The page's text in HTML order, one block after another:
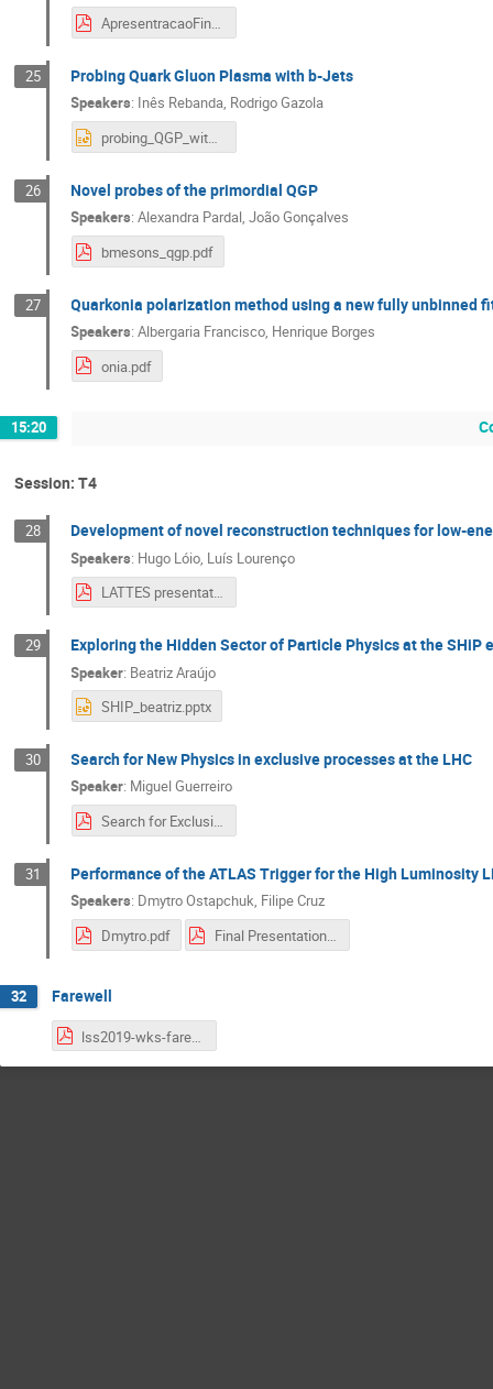
ApresentracaoFinal.pdf
25 Probing Quark Gluon Plasma with b-Jets
Speakers: Inês Rebanda, Rodrigo Gazola
probing_QGP_with_bjets.pptx
26 Novel probes of the primordial QGP
Speakers:Alexandra Pardal,João Gonçalves
bmesons_qgp.pdf
27 Quarkonia polarization method using a new fully unbinned
Speakers:Albergaria Francisco, Henrique Borges
onia.pdf
15:20
Session: T4
28 Development of novel reconstruction techniques for low-
Speakers: Hugo Lóio, Luís Lourenço
LATTES presentation.pdf
29 Exploring the Hidden Sector of Particle Physics at the SHiP
Speaker: Beatriz Araújo
SHIP_beatriz.pptx
30 Search for New Physics in exclusive processes at the LHC
Speaker: Miguel Guerreiro
Search for Exclusive ttbar.pdf
31 Performance of the ATLAS Trigger for the High Luminosity
Speakers: Dmytro Ostapchuk, Filipe Cruz
Dmytro.pdf
Final Presentation - Filipe Cruz.pdf
32 Farewell